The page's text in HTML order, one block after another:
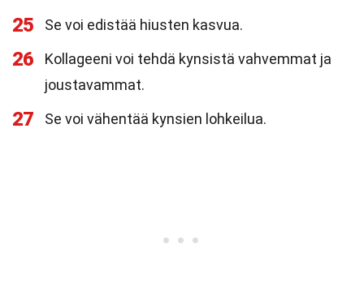
25 Se voi edistää hiusten kasvua.
26
Kollageeni voi tehdä kynsistä vahvemmat ja
joustavammat.
27 Se voi vähentää kynsien lohkeilua.